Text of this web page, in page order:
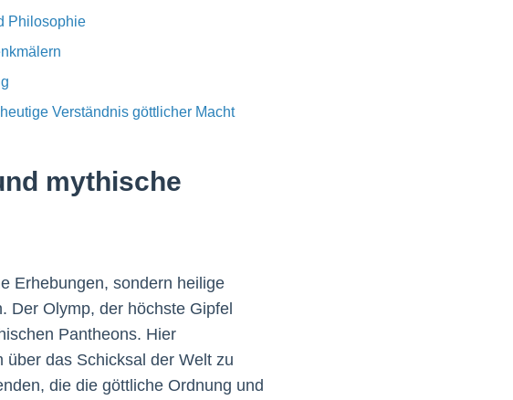
Philosophie
Verständnis göttlicher Macht
mythische
Erhebungen, sondern heilige
Der Olymp, der höchste Gipfel
Pantheons. Hier
das Schicksal der Welt zu
die die göttliche Ordnung und